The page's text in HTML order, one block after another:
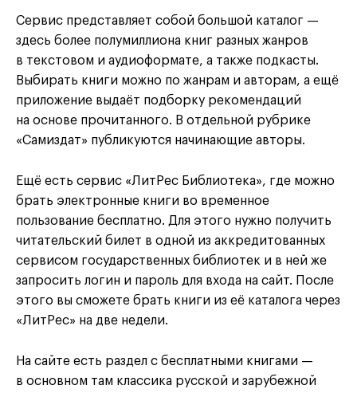
Сервис представляет собой большой каталог —
здесь более полумиллиона книг разных жанров
в текстовом и аудиоформате, а также подкасты.
Выбирать книги можно по жанрам и авторам, а ещё
приложение выдаёт подборку рекомендаций
на основе прочитанного. В отдельной рубрике
«Самиздат» публикуются начинающие авторы.
Ещё есть сервис «ЛитРес Библиотека», где можно
брать электронные книги во временное
пользование бесплатно. Для этого нужно получить
читательский билет в одной из аккредитованных
сервисом государственных библиотек и в ней же
запросить логин и пароль для входа на сайт. После
этого вы сможете брать книги из её каталога через
«ЛитРес» на две недели.
На сайте есть раздел с бесплатными книгами —
в основном там классика русской и зарубежной